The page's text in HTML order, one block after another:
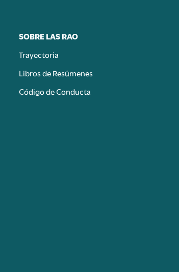
SOBRE LAS RAO
Trayectoria
Libros de Resúmenes
Código de Conducta